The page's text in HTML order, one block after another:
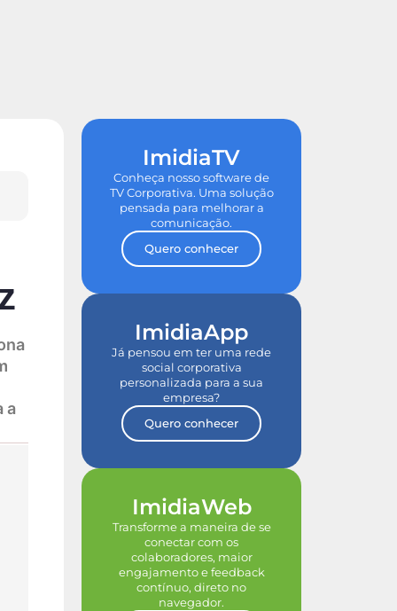
a
ImidiaTV
Conheça nosso software de
TV Corporativa. Uma solução
pensada para melhorar a
comunicação.
Quero conhecer
ImidiaApp
Já pensou em ter uma rede
social corporativa
personalizada para a sua
empresa?
Quero conhecer
ImidiaWeb
Transforme a maneira de se
conectar com os
colaboradores, maior
engajamento e feedback
contínuo, direto no
navegador.